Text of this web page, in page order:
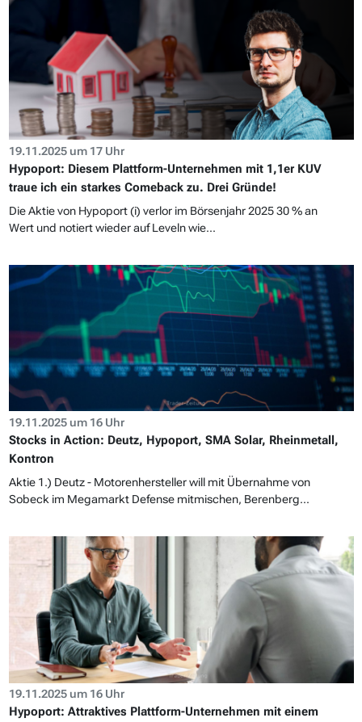
19.11.2025 um 17 Uhr
Hypoport: Diesem Plattform-Unternehmen mit 1,1er KUV
traue ich ein starkes Comeback zu. Drei Gründe!
Die Aktie von Hypoport (i) verlor im Börsenjahr 2025 30 % an
Wert und notiert wieder auf Leveln wie...
19.11.2025 um 16 Uhr
Stocks in Action: Deutz, Hypoport, SMA Solar, Rheinmetall,
Kontron
Aktie 1.) Deutz - Motorenhersteller will mit Übernahme von
Sobeck im Megamarkt Defense mitmischen, Berenberg...
19.11.2025 um 16 Uhr
Hypoport: Attraktives Plattform-Unternehmen mit einem